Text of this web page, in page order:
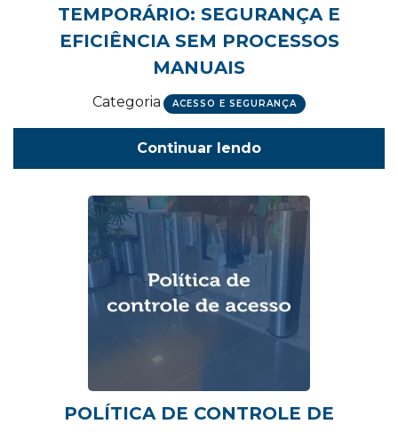
TEMPORÁRIO: SEGURANÇA E
EFICIÊNCIA SEM PROCESSOS
MANUAIS
Categoria ACESSO E SEGURANÇA
Continuar lendo
POLÍTICA DE CONTROLE DE